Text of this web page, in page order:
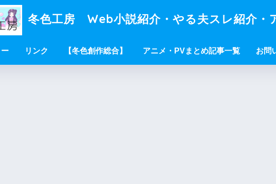
冬色工房 Web小説紹介・やる夫スレ紹介・
リンク 【冬色創作総合】 アニメ・PVまとめ記事一覧 お問